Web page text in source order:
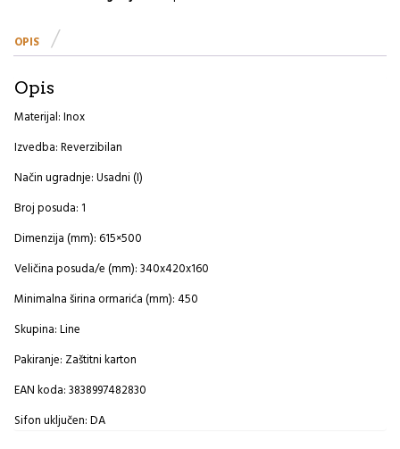
OPIS
Opis
Materijal: Inox
Izvedba: Reverzibilan
Način ugradnje: Usadni (I)
Broj posuda: 1
Dimenzija (mm): 615×500
Veličina posuda/e (mm): 340x420x160
Minimalna širina ormarića (mm): 450
Skupina: Line
Pakiranje: Zaštitni karton
EAN koda: 3838997482830
Sifon uključen: DA